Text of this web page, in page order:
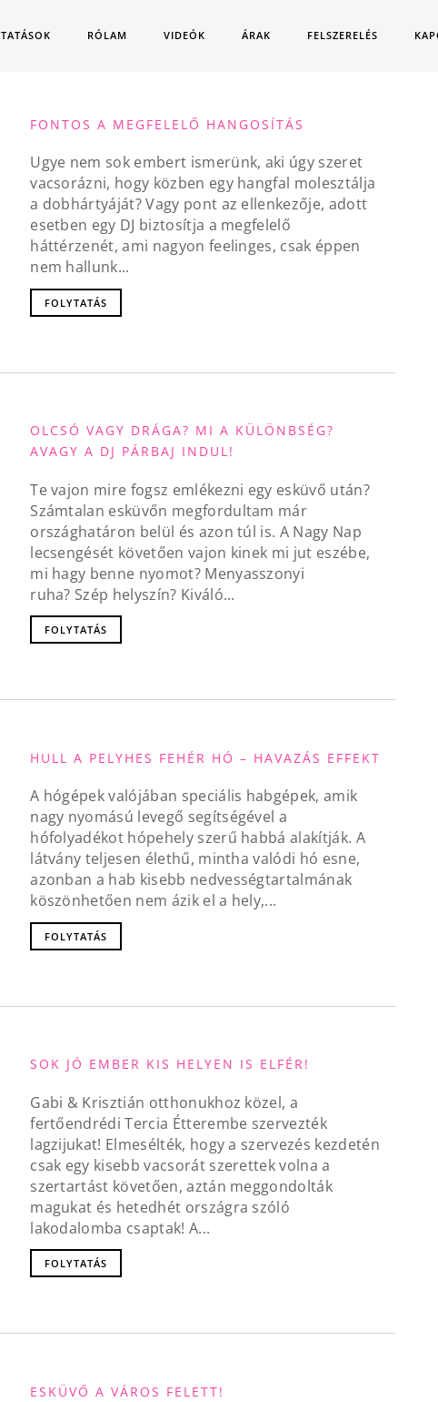
RÓLAM VIDEÓK ÁRAK FELSZERELÉS
FONTOS A MEGFELELŐ HANGOSÍTÁS
Ugye nem sok embert ismerünk, aki úgy szeret
vacsorázni, hogy közben egy hangfal molesztálja
a dobhártyáját? Vagy pont az ellenkezője, adott
esetben egy DJ biztosítja a megfelelő
háttérzenét, ami nagyon feelinges, csak éppen
nem hallunk...
FOLYTATÁS
OLCSÓ VAGY DRÁGA? MI A KÜLÖNBSÉG?
AVAGY A DJ PÁRBAJ INDUL!
Te vajon mire fogsz emlékezni egy esküvő után?
Számtalan esküvőn megfordultam már
országhatáron belül és azon túl is. A Nagy Nap
lecsengését követően vajon kinek mi jut eszébe,
mi hagy benne nyomot? Menyasszonyi
ruha? Szép helyszín? Kiváló...
FOLYTATÁS
HULL A PELYHES FEHÉR HÓ – HAVAZÁS EFFEKT
A hógépek valójában speciális habgépek, amik
nagy nyomású levegő segítségével a
hófolyadékot hópehely szerű habbá alakítják. A
látvány teljesen élethű, mintha valódi hó esne,
azonban a hab kisebb nedvességtartalmának
köszönhetően nem ázik el a hely,...
FOLYTATÁS
SOK JÓ EMBER KIS HELYEN IS ELFÉR!
Gabi & Krisztián otthonukhoz közel, a
fertőendrédi Tercia Étterembe szervezték
lagzijukat! Elmesélték, hogy a szervezés kezdetén
csak egy kisebb vacsorát szerettek volna a
szertartást követően, aztán meggondolták
magukat és hetedhét országra szóló
lakodalomba csaptak! A...
FOLYTATÁS
ESKÜVŐ A VÁROS FELETT!